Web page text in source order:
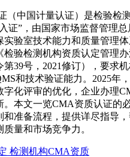
（中国计量认证）是检验检
证”，由国家市场监督管理
实验室技术能力和质量管理体
检验检测机构资质认定管理
第39号，2021修订），要求
和技术验证能力。2025年
字化评审的优化，企业办理
。本文一览CMA资质认证的
和准备流程，提供详尽指导
量和市场竞争力。
检测机构CMA资质